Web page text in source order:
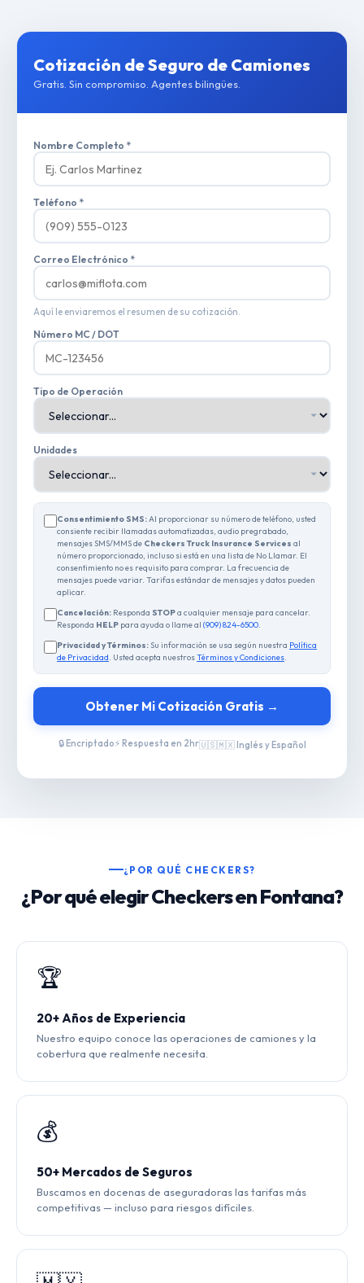
Cotización de Seguro de Camiones
Gratis. Sin compromiso. Agentes bilingües.
Nombre Completo *
Teléfono *
Correo Electrónico *
Aquí le enviaremos el resumen de su cotización.
Número MC / DOT
Tipo de Operación
Unidades
Consentimiento SMS:Al proporcionar su número de teléfono, usted
consiente recibir llamadas automatizadas, audio pregrabado,
mensajes SMS/MMS de Checkers Truck Insurance Services al
número proporcionado, incluso si está en una lista de No Llamar. El
consentimiento no es requisito para comprar. La frecuencia de
mensajes puede variar. Tarifas estándar de mensajes y datos pueden
aplicar.
Cancelación: Responda STOPa cualquier mensaje para cancelar.
Responda HELP para ayuda o llame al (909) 824-6500.
Privacidad y Términos: Su información se usa según nuestra Política
de Privacidad. Usted acepta nuestrosTérminos y Condiciones.
Obtener Mi Cotización Gratis →
🔒 Encriptado⚡ Respuesta en 2hr🇺🇸🇲🇽 Inglés y Español
¿POR QUÉ CHECKERS?
¿Por qué elegir Checkers en Fontana?
🏆
20+ Años de Experiencia
Nuestro equipo conoce las operaciones de camiones y la
cobertura que realmente necesita.
💰
50+ Mercados de Seguros
Buscamos en docenas de aseguradoras las tarifas más
competitivas — incluso para riesgos difíciles.